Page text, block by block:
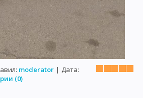
moderator | Дата:
(0)